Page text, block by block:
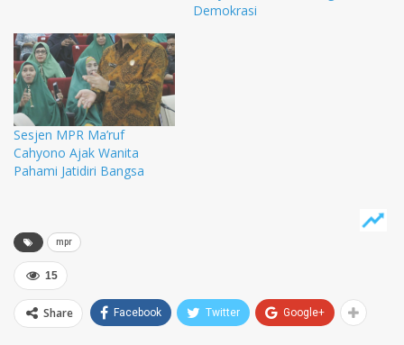
Demokrasi
Sesjen MPR Ma’ruf
Cahyono Ajak Wanita
Pahami Jatidiri Bangsa
mpr
15
Share Facebook Twitter Google+